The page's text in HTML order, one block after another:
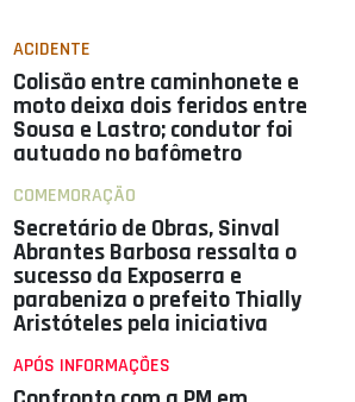
ACIDENTE
Colisão entre caminhonete e
moto deixa dois feridos entre
Sousa e Lastro; condutor foi
autuado no bafômetro
COMEMORAÇÃO
Secretário de Obras, Sinval
Abrantes Barbosa ressalta o
sucesso da Exposerra e
parabeniza o prefeito Thially
Aristóteles pela iniciativa
APÓS INFORMAÇÕES